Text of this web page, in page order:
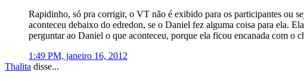
Rapidinho, só pra corrigir, o VT não é exibido para os participantes ou
aconteceu debaixo do edredon, se o Daniel fez alguma coisa para ela.
perguntar ao Daniel o que aconteceu, porque ela ficou encanada com o
1:49 PM, janeiro 16, 2012
Thalita disse...